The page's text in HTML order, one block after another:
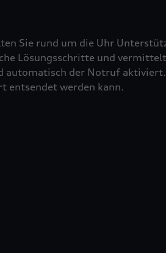
Sie rund um die Uhr
Lösungsschritte und
automatisch der Notruf
entsendet werden kann.